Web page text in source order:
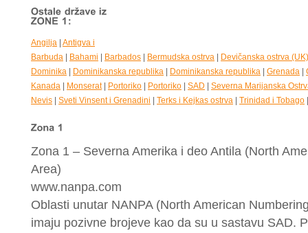
Angilja Antigva i
Barbuda
Bahami Barbados Bermudska ostrva
Devičanska ostrva (UK)
Dominika
Dominikanska republika Dominikanska republika Grenada
Kanada
Monserat| Portoriko Portoriko SAD
Severna Marijanska
Nevis
Sveti Vinsent i Grenadini Terks i Kejkas ostrva Trinidad i Tobago
Zona 1 – Severna Amerika i deo Antila (North
Area)
www.nanpa.com
Oblasti unutar NANPA (North American
imaju pozivne brojeve kao da su u sastavu SAD.